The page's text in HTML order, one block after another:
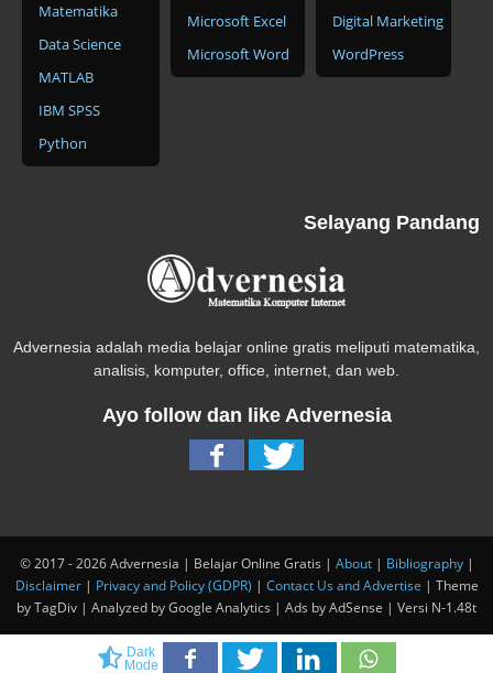
Matematika
Data Science
MATLAB
IBM SPSS
Python
Microsoft Excel
Microsoft Word
Digital Marketing
WordPress
Selayang Pandang
Advernesia adalah media belajar online gratis meliputi matematika,
analisis, komputer, office, internet, dan web.
Ayo follow dan like Advernesia
© 2017 - 2026 Advernesia | Belajar Online Gratis | About| Bibliography|
Disclaimer| Privacy and Policy (GDPR) | Contact Us and Advertise | Theme
by TagDiv | Analyzed by Google Analytics | Ads by AdSense | Versi N-1.48t
Dark
Mode